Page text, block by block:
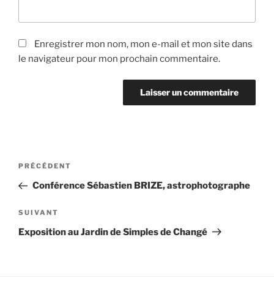
Enregistrer mon nom, mon e-mail et mon site dans
le navigateur pour mon prochain commentaire.
Navigation
l’article
Article
précédent
PRÉCÉDENT
Conférence Sébastien BRIZE, astrophotographe
Article
suivant
SUIVANT
Exposition au Jardin de Simples de Changé